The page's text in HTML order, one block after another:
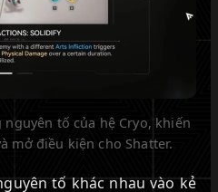
tố của hệ Cryo, khiến
mở điều kiện cho Shatter.
tố khác nhau vào kẻ